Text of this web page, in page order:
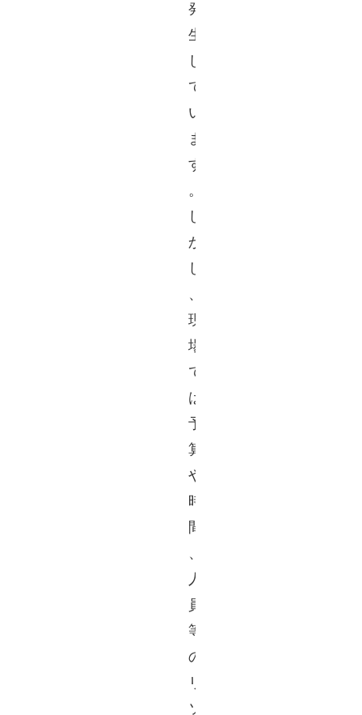
発
生
し
て
い
ま
す
し
か
し
、
現
場
で
は
予
算
や
時
間
、
人
員
等
の
リ
ソ